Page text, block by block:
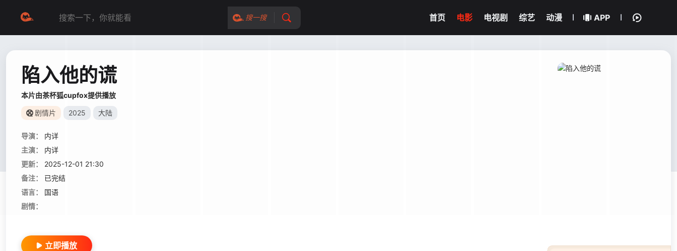
搜一搜 首页 电影 电视剧 综艺 动漫 APP
陷入他的谎
本片由茶杯狐cupfox提供播放
剧情片 2025 大陆
导演：
内详
主演：
内详
更新：
2025-12-01 21:30
备注：
已完结
语言：
国语
剧情：
立即播放